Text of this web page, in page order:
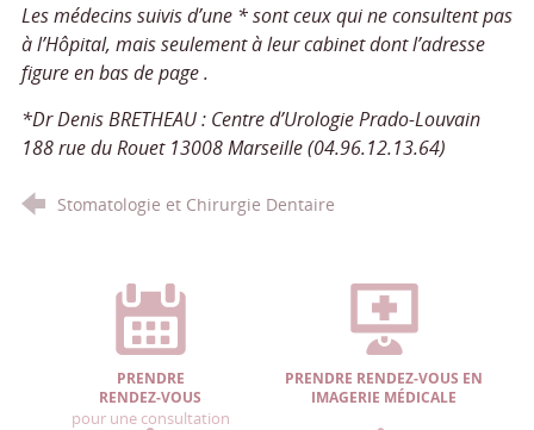
Les médecins suivis d’une * sont ceux qui ne consultent pas
à l’Hôpital, mais seulement à leur cabinet dont l’adresse
figure en bas de page .
*Dr Denis BRETHEAU : Centre d’Urologie Prado-Louvain
188 rue du Rouet 13008 Marseille (04.96.12.13.64)
Stomatologie et Chirurgie Dentaire
PRENDRE
RENDEZ-VOUS
pour une consultation
PRENDRE RENDEZ-VOUS EN
IMAGERIE MÉDICALE